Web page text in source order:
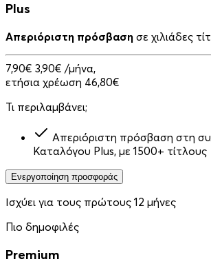
Plus
Απεριόριστη πρόσβαση σε χιλιάδες
7,90€ 3,90€ /μήνα,
ετήσια χρέωση 46,80€
Τι περιλαμβάνει;
Απεριόριστη πρόσβαση στη
Καταλόγου Plus, με 1500+ τίτλους
Ενεργοποίηση προσφοράς
Ισχύει για τους πρώτους 12 μήνες
Πιο δημοφιλές
Premium